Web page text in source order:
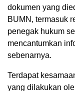
dokumen yang
BUMN, termasuk
penegak hukum
mencantumkan
sebenarnya.
Terdapat
yang dilakukan